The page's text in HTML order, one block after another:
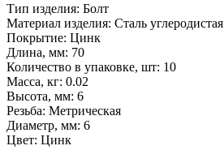
Тип изделия: Болт
Материал изделия: Сталь углеродистая
Покрытие: Цинк
Длина, мм: 70
Количество в упаковке, шт: 10
Масса, кг: 0.02
Высота, мм: 6
Резьба: Метрическая
Диаметр, мм: 6
Цвет: Цинк